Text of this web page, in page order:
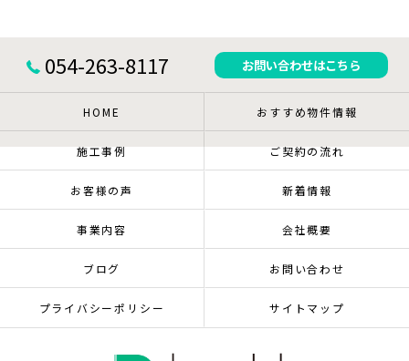
054-263-8117 お問い合わせはこちら
HOME おすすめ物件情報
施工事例 ご契約の流れ
お客様の声 新着情報
事業内容 会社概要
ブログ お問い合わせ
プライバシーポリシー サイトマップ